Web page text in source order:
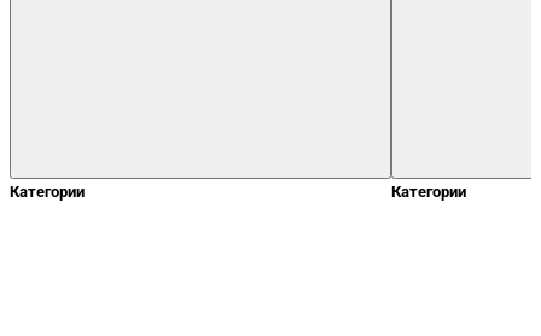
Категории Категории